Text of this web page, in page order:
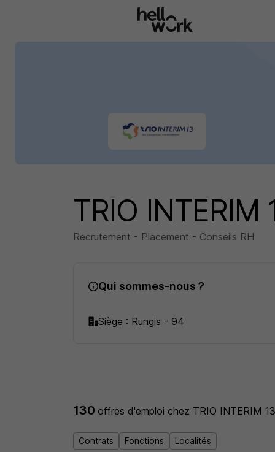
TRIO
Recrutement - Placement - Conseils RH
Qui sommes-nous ?
Siège : Rungis - 94
130offres d'emploichez TRIO INTERIM 13
Contrats Fonctions Localités